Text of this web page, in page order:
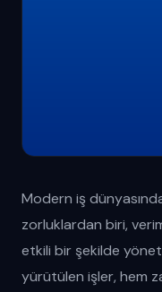
Modern iş
zorluklardan biri,
etkili bir şekilde
yürütülen işler, hem